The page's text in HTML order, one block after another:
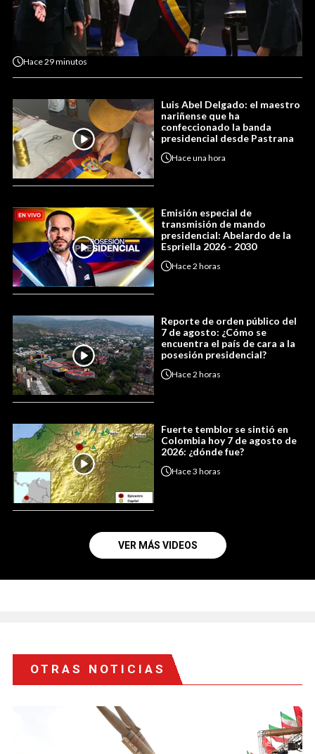
Hace29 minutos
Luis Abel Delgado: el maestro
nariñense que ha
confeccionado la banda
presidencial desde Pastrana
Haceuna hora
Emisión especial de
transmisión de mando
presidencial: Abelardo de la
Espriella 2026 - 2030
Hace2 horas
Reporte de orden público del
7 de agosto: ¿Cómo se
encuentra el país de cara a la
posesión presidencial?
Hace2 horas
Fuerte temblor se sintió en
Colombia hoy 7 de agosto de
2026: ¿dónde fue?
Hace3 horas
VER MÁS VIDEOS
OTRAS NOTICIAS